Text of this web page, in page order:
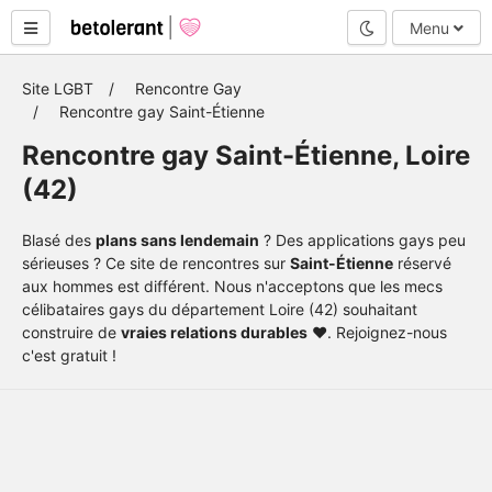
Mode nuit
Menu
Site LGBT
Rencontre Gay
Rencontre gay Saint-Étienne
Rencontre gay Saint-Étienne, Loire
(42)
Blasé des plans sans lendemain ? Des applications gays peu
sérieuses ? Ce site de rencontres sur Saint-Étienne réservé
aux hommes est différent. Nous n'acceptons que les mecs
célibataires gays du département Loire (42) souhaitant
construire de vraies relations durables ❤️. Rejoignez-nous
c'est gratuit !